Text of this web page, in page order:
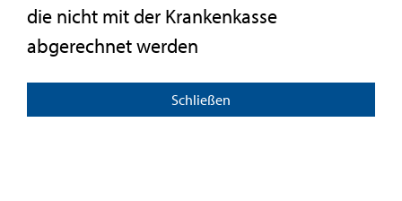
die nicht mit der Krankenkasse
abgerechnet werden
Schließen